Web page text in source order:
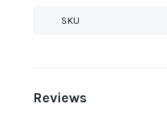
SKU
Reviews